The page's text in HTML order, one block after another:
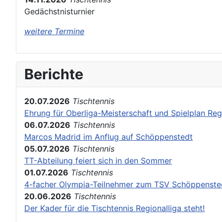
Gedächstnisturnier
weitere Termine
Berichte
20.07.2026 Tischtennis
Ehrung für Oberliga-Meisterschaft und Spielplan
06.07.2026 Tischtennis
Marcos Madrid im Anflug auf Schöppenstedt
05.07.2026 Tischtennis
TT-Abteilung feiert sich in den Sommer
01.07.2026 Tischtennis
4-facher Olympia-Teilnehmer zum TSV
20.06.2026 Tischtennis
Der Kader für die Tischtennis Regionalliga steht!